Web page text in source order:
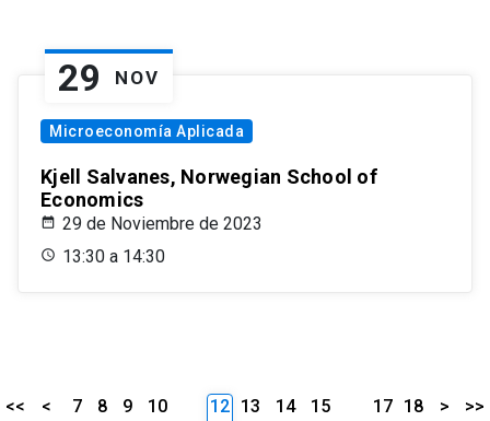
29 NOV
Microeconomía Aplicada
Kjell Salvanes, Norwegian School of
Economics
29 de Noviembre de 2023
13:30 a 14:30
<< < 7 8 9
10
12 13 14
15
17 18 > >>